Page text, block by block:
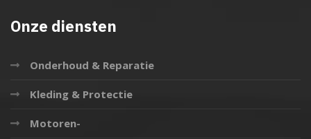
Onze diensten
Onderhoud & Reparatie
Kleding & Protectie
Motoren-